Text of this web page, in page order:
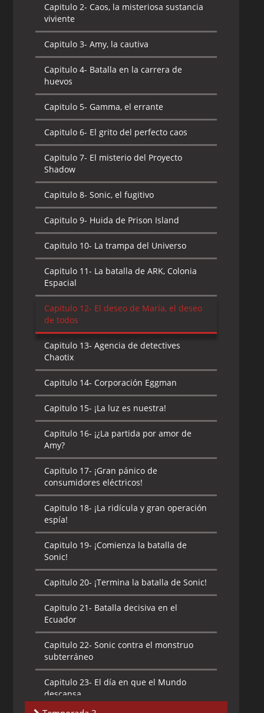
Eggman
Knuckles
escolar
Capitulo 7- ¡Gran guerra de todos contra
todos! La fiesta en casa de Chris
Capitulo 8-
Tornado X
Capitulo 9-Amy en la playa
Capitulo 10-¡Enfrentamiento! El equipo
de béisbol de Sonic
Capitulo 11- Rouge, una hermosa y
misteriosa ladrona
Capitulo 12- ¡El ataque a la base de
Eggman!
Capitulo 13- ¡El ataque a la base de
Eggman! 2
Capitulo 14- ¡Buscad al héroe Sonic!
Capitulo 15- ¡La redada de Eggfort, la
fortaleza aérea!
Capitulo 16-
en los mares del Sur
Capitulo 17-¡Knuckles! El puño de hierro
de la ira
Capitulo 18-
Capitulo 19- King Boom Boo, el fantasma
del viejo castillo
Capitulo 20- ¡En marcha! Fortaleza Egg II
Capitulo 21- ¡Competencia de carreras!
Sonic contra Sam
Capitulo 22- Vacaciones de verano -
Chao, diarios de observación
Capitulo 23- ¡Gran caos! Las 6
esmeraldas Caos
Capitulo 2- Caos, la misteriosa sustancia
viviente
Capitulo 3- Amy, la cautiva
Capitulo 4- Batalla en la carrera de
huevos
Capitulo 5- Gamma, el errante
Capitulo 6- El grito del perfecto caos
Capitulo 7- El misterio del Proyecto
Shadow
Capitulo 8- Sonic, el fugitivo
Capitulo 9- Huida de Prison Island
Capitulo 10- La trampa del Universo
Capitulo 11- La batalla de ARK, Colonia
Espacial
Capitulo 12- El deseo de María, el deseo
de todos
Capitulo 13- Agencia de detectives
Chaotix
Capitulo 14- Corporación Eggman
Capitulo 15- ¡La luz es nuestra!
Capitulo 16- ¡¿La partida por amor de
Amy?
Capitulo 17- ¡Gran pánico de
consumidores eléctricos!
Capitulo 18- ¡La ridícula y gran operación
espía!
Capitulo 19- ¡Comienza la batalla de
Sonic!
Capitulo 20- ¡Termina la batalla de Sonic!
Capitulo 21- Batalla decisiva en el
Ecuador
Capitulo 22- Sonic contra el monstruo
subterráneo
Capitulo 23- El día en que el Mundo
descansa